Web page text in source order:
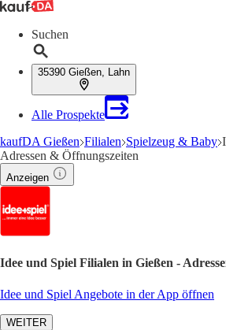
Suchen
35390 Gießen, Lahn
Alle Prospekte
kaufDA Gießen Filialen Spielzeug & Baby
Adressen & Öffnungszeiten
Anzeigen
Idee und Spiel Filialen in Gießen -
Idee und Spiel Angebote in der App öffnen
WEITER